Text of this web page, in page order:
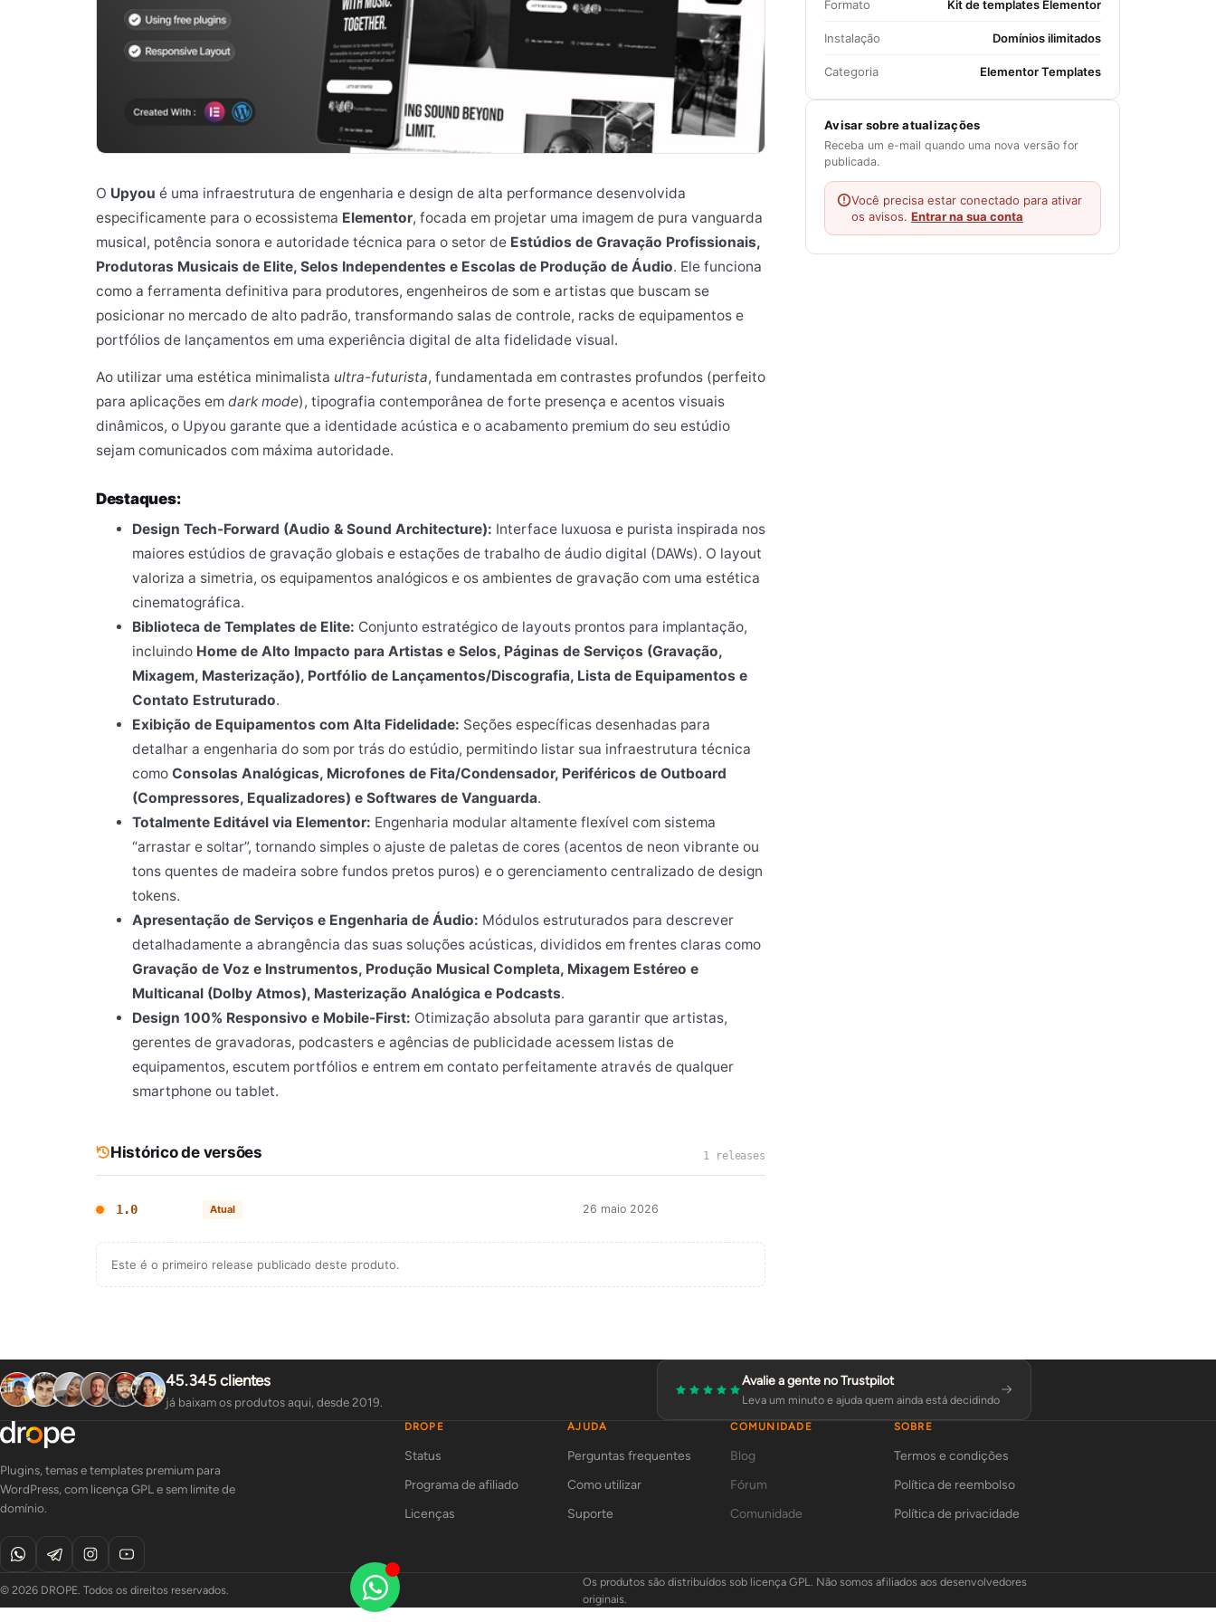
O Upyou é uma infraestrutura de engenharia e design de alta performance desenvolvida
especificamente para o ecossistema Elementor, focada em projetar uma imagem de pura vanguarda
musical, potência sonora e autoridade técnica para o setor de Estúdios de Gravação Profissionais,
Produtoras Musicais de Elite, Selos Independentes e Escolas de Produção de Áudio. Ele funciona
como a ferramenta definitiva para produtores, engenheiros de som e artistas que buscam se
posicionar no mercado de alto padrão, transformando salas de controle, racks de equipamentos e
portfólios de lançamentos em uma experiência digital de alta fidelidade visual.
Ao utilizar uma estética minimalista ultra-futurista, fundamentada em contrastes profundos (perfeito
para aplicações em dark mode), tipografia contemporânea de forte presença e acentos visuais
dinâmicos, o Upyou garante que a identidade acústica e o acabamento premium do seu estúdio
sejam comunicados com máxima autoridade.
Destaques:
Design Tech-Forward (Audio & Sound Architecture): Interface luxuosa e purista inspirada nos
maiores estúdios de gravação globais e estações de trabalho de áudio digital (DAWs). O layout
valoriza a simetria, os equipamentos analógicos e os ambientes de gravação com uma estética
cinematográfica.
Biblioteca de Templates de Elite: Conjunto estratégico de layouts prontos para implantação,
incluindo Home de Alto Impacto para Artistas e Selos, Páginas de Serviços (Gravação,
Mixagem, Masterização), Portfólio de Lançamentos/Discografia, Lista de Equipamentos e
Contato Estruturado.
Exibição de Equipamentos com Alta Fidelidade: Seções específicas desenhadas para
detalhar a engenharia do som por trás do estúdio, permitindo listar sua infraestrutura técnica
como Consolas Analógicas, Microfones de Fita/Condensador, Periféricos de Outboard
(Compressores, Equalizadores) e Softwares de Vanguarda.
Totalmente Editável via Elementor: Engenharia modular altamente flexível com sistema
“arrastar e soltar”, tornando simples o ajuste de paletas de cores (acentos de neon vibrante ou
tons quentes de madeira sobre fundos pretos puros) e o gerenciamento centralizado de design
tokens.
Apresentação de Serviços e Engenharia de Áudio: Módulos estruturados para descrever
detalhadamente a abrangência das suas soluções acústicas, divididos em frentes claras como
Gravação de Voz e Instrumentos, Produção Musical Completa, Mixagem Estéreo e
Multicanal (Dolby Atmos), Masterização Analógica e Podcasts.
Design 100% Responsivo e Mobile-First: Otimização absoluta para garantir que artistas,
gerentes de gravadoras, podcasters e agências de publicidade acessem listas de
equipamentos, escutem portfólios e entrem em contato perfeitamente através de qualquer
smartphone ou tablet.
Histórico de versões 1 releases
1.0 Atual 26 maio 2026
Este é o primeiro release publicado deste produto.
Formato Kit de templates Elementor
Instalação Domínios ilimitados
Categoria Elementor Templates
Avisar sobre atualizações
Receba um e-mail quando uma nova versão for
publicada.
Você precisa estar conectado para ativar
os avisos. Entrar na sua conta
45.345 clientes
já baixam os produtos aqui, desde 2019.
Avalie a gente no Trustpilot
Leva um minuto e ajuda quem ainda está decidindo
Plugins, temas e templates premium para
WordPress, com licença GPL e sem limite de
domínio.
DROPE
Status
Programa de afiliado
Licenças
AJUDA
Perguntas frequentes
Como utilizar
Suporte
COMUNIDADE
Blog
Fórum
Comunidade
SOBRE
Termos e condições
Política de reembolso
Política de privacidade
© 2026 DROPE. Todos os direitos reservados.
Os produtos são distribuídos sob licença GPL. Não somos afiliados aos desenvolvedores
originais.